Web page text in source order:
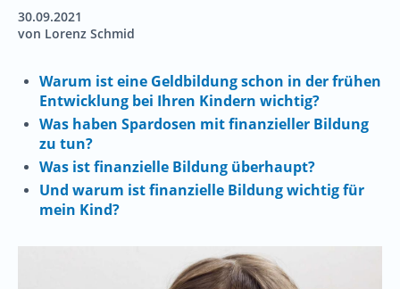
30.09.2021
von Lorenz Schmid
Warum ist eine Geldbildung schon in der frühen
Entwicklung bei Ihren Kindern wichtig?
Was haben Spardosen mit finanzieller Bildung
zu tun?
Was ist finanzielle Bildung überhaupt?
Und warum ist finanzielle Bildung wichtig für
mein Kind?